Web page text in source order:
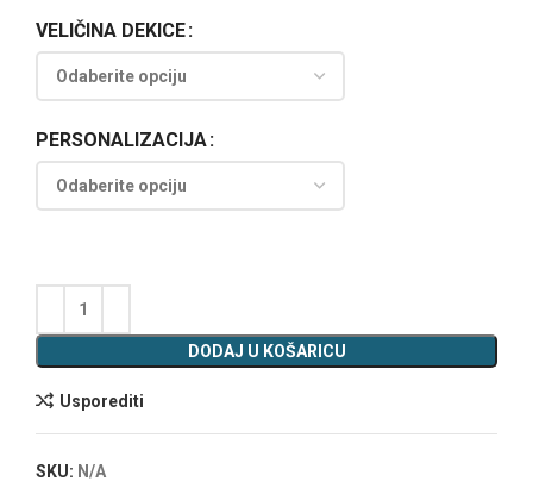
VELIČINA DEKICE
PERSONALIZACIJA
DODAJ U KOŠARICU
Usporediti
SKU: N/A